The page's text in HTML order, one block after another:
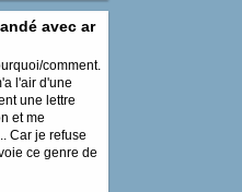
avec ar
comment.
l'air d'une
une lettre
et me
Car je refuse
ce genre de